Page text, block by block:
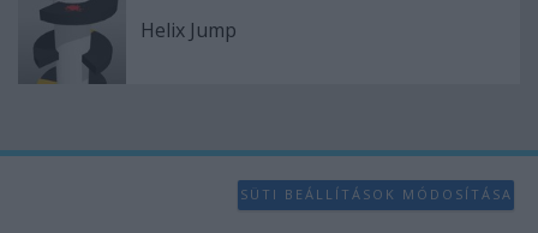
Helix Jump
SÜTI BEÁLLÍTÁSOK MÓDOSÍTÁSA